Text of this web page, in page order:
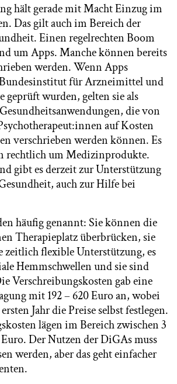
hält gerade mit Macht Einzug im
Das gilt auch im Bereich der
Einen regelrechten Boom
um Apps. Manche können bereits
werden. Wenn Apps
für Arzneimittel und
wurden, gelten sie als
die von
auf Kosten
verschrieben werden können. Es
rechtlich um Medizinprodukte.
gibt es derzeit zur Unterstützung
auch zur Hilfe bei
häufig genannt: Sie können die
Therapieplatz überbrücken, sie
zeitlich flexible Unterstützung, es
Hemmschwellen und sie sind
Verschreibungskosten gab eine
mit 192 – 620 Euro an, wobei
Jahr die Preise selbst festlegen.
lägen im Bereich zwischen 3
Der Nutzen der DiGAs muss
werden, aber das geht einfacher